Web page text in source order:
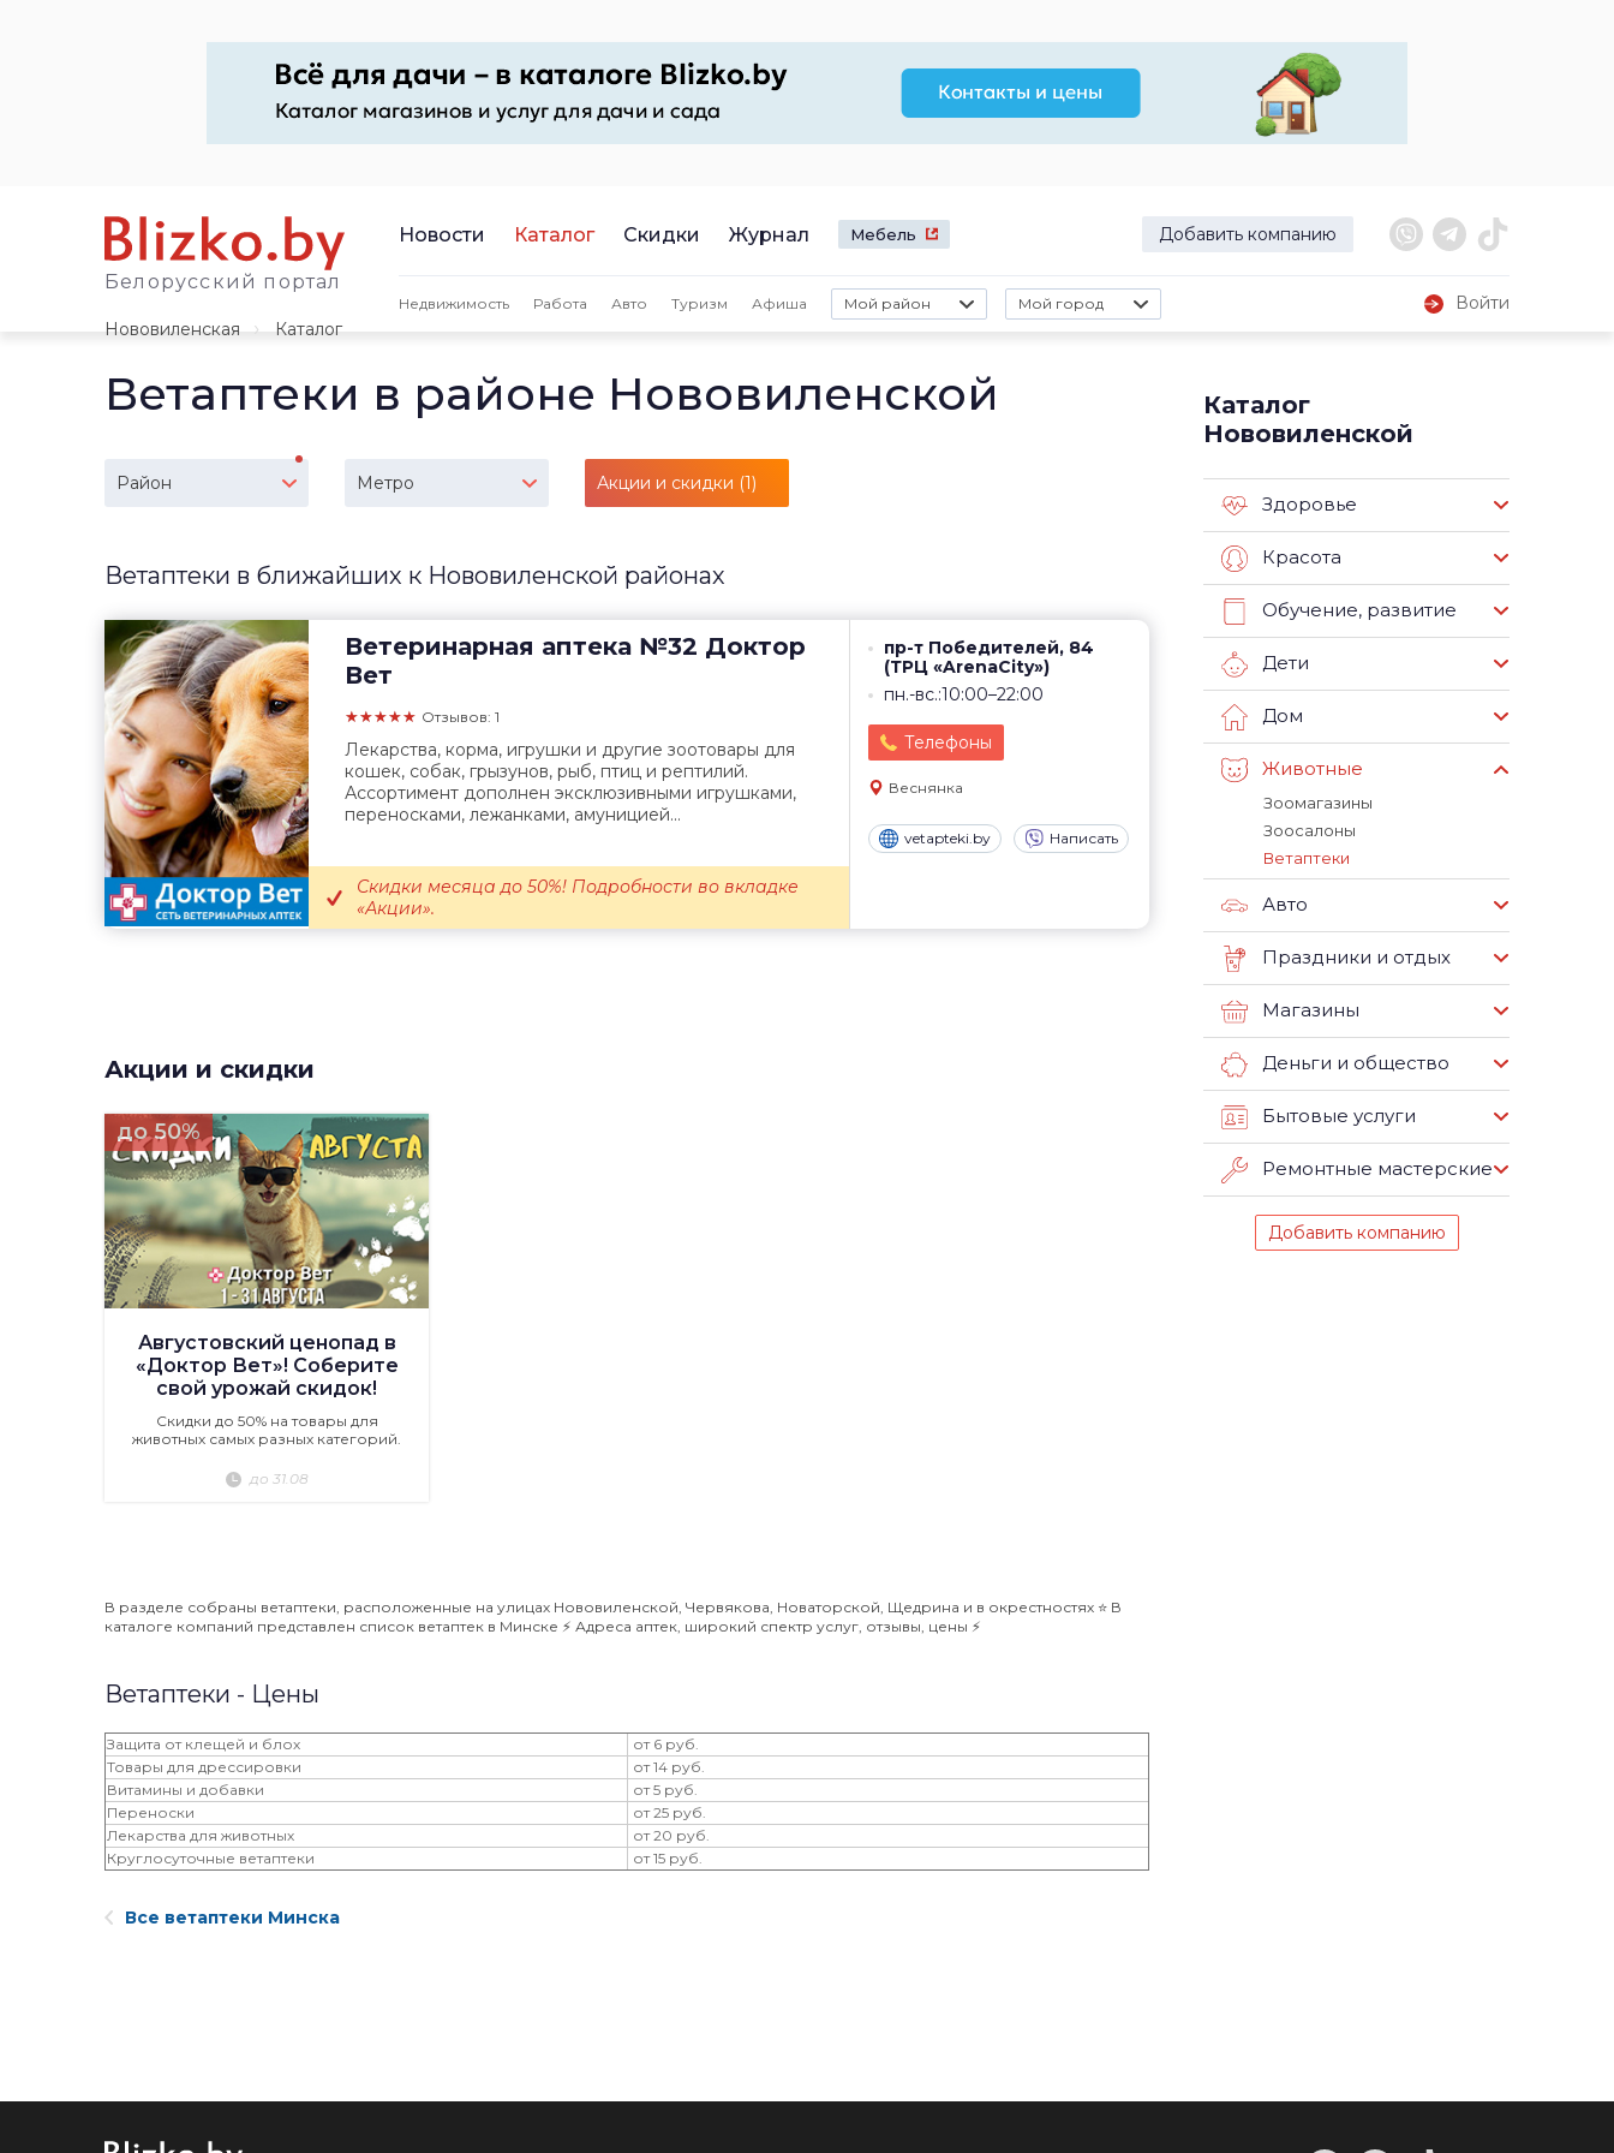
Белорусский портал
Новости Каталог Скидки Журнал Мебель Добавить компанию
Недвижимость Работа Авто Туризм Афиша Мой район Мой город
Войти
Нововиленская
Каталог
Ветаптеки в районе Нововиленской
Район Метро Акции и скидки (1)
Ветаптеки в ближайших к Нововиленской районах
Ветеринарная аптека №32 Доктор
Вет
★★★★★ Отзывов: 1
пр-т Победителей, 84
(ТРЦ «ArenaCity»)
пн.-вс.:10:00–22:00
Телефоны
Веснянка
vetapteki.by Написать
Лекарства, корма, игрушки и другие зоотовары для
кошек, собак, грызунов, рыб, птиц и рептилий.
Ассортимент дополнен эксклюзивными игрушками,
переносками, лежанками, амуницией...
Скидки месяца до 50%! Подробности во вкладке
«Акции».
Акции и скидки
до 50%
Августовский ценопад в
«Доктор Вет»! Соберите
свой урожай скидок!
Скидки до 50% на товары для
животных самых разных категорий.
до 31.08
В разделе собраны ветаптеки, расположенные на улицах Нововиленской, Червякова, Новаторской, Щедрина и в окрестностях ⭐️ В
каталоге компаний представлен список ветаптек в Минске ⚡️ Адреса аптек, широкий спектр услуг, отзывы, цены ⚡️
Ветаптеки - Цены
Защита от клещей и блох
от 6 руб.
Товары для дрессировки
от 14 руб.
Витамины и добавки
от 5 руб.
Переноски
от 25 руб.
Лекарства для животных
от 20 руб.
Круглосуточные ветаптеки
от 15 руб.
Все ветаптеки Минска
Каталог
Нововиленской
Здоровье
Красота
Обучение, развитие
Дети
Дом
Животные
Зоомагазины
Зоосалоны
Ветаптеки
Авто
Праздники и отдых
Магазины
Деньги и общество
Бытовые услуги
Ремонтные мастерские
Добавить компанию